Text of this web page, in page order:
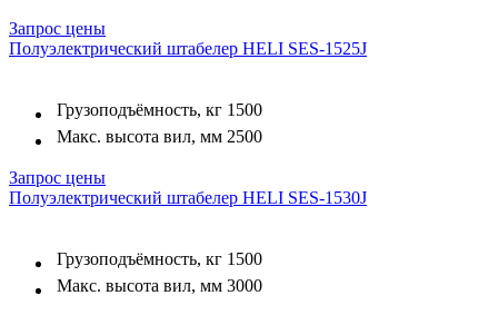
Запрос цены
Полуэлектрический штабелер HELI SES-1525J
Грузоподъёмность, кг 1500
Макс. высота вил, мм 2500
Запрос цены
Полуэлектрический штабелер HELI SES-1530J
Грузоподъёмность, кг 1500
Макс. высота вил, мм 3000